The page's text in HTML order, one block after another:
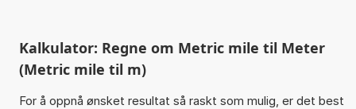
Kalkulator: Regne om Metric mile til Meter
(Metric mile til m)
For å oppnå ønsket resultat så raskt som mulig, er det best